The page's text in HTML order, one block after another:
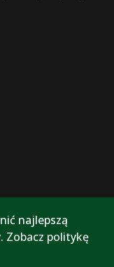
najlepszą
Zobacz politykę